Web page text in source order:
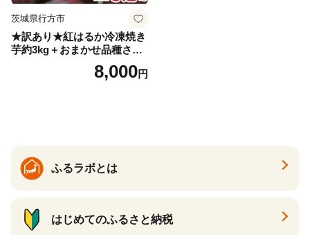
茨城県行方市
★訳あり★紅はるか冷凍焼き
芋約3kg＋おまかせ品種さつ
まいも 合計約3.2kg｜さつ
まいも サツマイモ さつま芋
8,000円
ふるラボとは
はじめてのふるさと納税